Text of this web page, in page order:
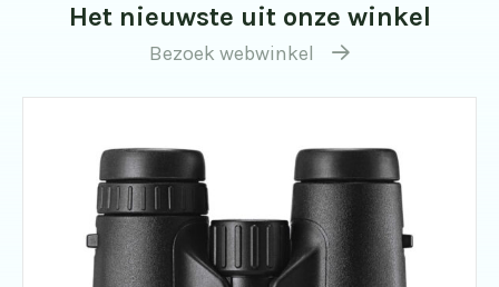
Het nieuwste uit onze winkel
Bezoek webwinkel